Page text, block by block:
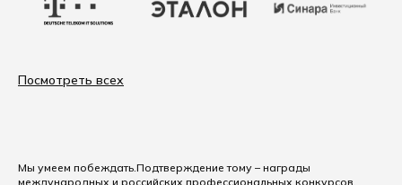
Посмотреть всех
Мы умеем побеждать.Подтверждение тому – награды
международных и российских профессиональных конкурсов.